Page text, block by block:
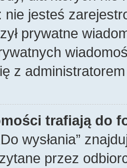
nie jesteś
prywatne
z
trafiają do
wysłania”
przez